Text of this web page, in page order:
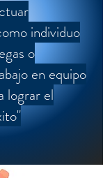
individuo
o
en equipo
lograr el